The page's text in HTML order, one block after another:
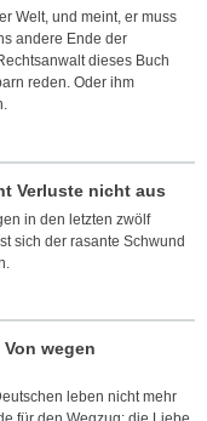
Welt, und meint, er muss
andere Ende der
dieses Buch
reden. Oder ihm
Verluste nicht aus
in den letzten zwölf
sich der rasante Schwund
wegen
leben nicht mehr